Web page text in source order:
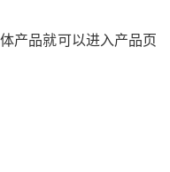
产品就可以进入产品页